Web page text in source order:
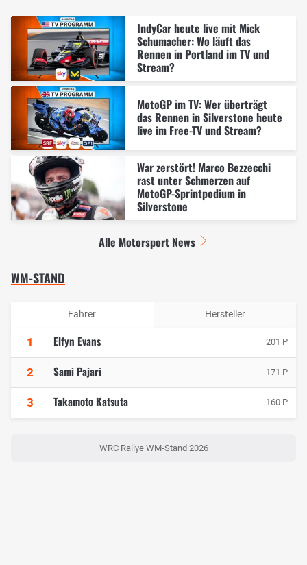
IndyCar heute live mit Mick
Schumacher: Wo läuft das
Rennen in Portland im TV und
Stream?
MotoGP im TV: Wer überträgt
das Rennen in Silverstone heute
live im Free-TV und Stream?
War zerstört! Marco Bezzecchi
rast unter Schmerzen auf
MotoGP-Sprintpodium in
Silverstone
Alle Motorsport News
WM-STAND
Fahrer Hersteller
1 Elfyn Evans 201 P
2 Sami Pajari 171 P
3 Takamoto Katsuta 160 P
WRC Rallye WM-Stand 2026